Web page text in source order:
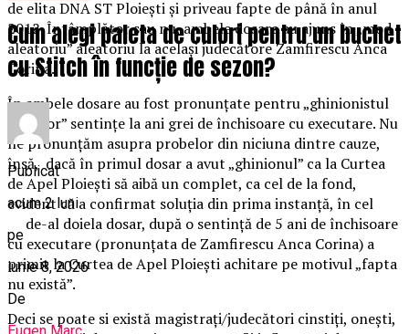
de elita DNA ST Ploiești și priveau fapte de până în anul
2012. Întâmplător sau nu, ambele dosare au ajuns în „mod
aleatoriu” aleatoriu la același judecătore Zamfirescu Anca
Corina.
În ambele dosare au fost pronunțate pentru „ghinionistul
director” sentințe la ani grei de închisoare cu executare. Nu
ne pronunțăm asupra probelor din niciuna dintre cauze,
însă, dacă în primul dosar a avut „ghinionul” ca la Curtea
de Apel Ploiești să aibă un complet, ca cel de la fond,
evident că a confirmat soluția din prima instanță, în cel
de-al doiela dosar, după o sentință de 5 ani de închisoare
cu executare (pronunțata de Zamfirescu Anca Corina) a
primit la Curtea de Apel Ploiești achitare pe motivul „fapta
nu există”.
Deci se poate si există magistrați/judecători cinstiți, onești,
Cum alegi paleta de culori pentru un buchet
cu Stitch în funcție de sezon?
Publicat
acum 2 luni
pe
iunie 8, 2026
De